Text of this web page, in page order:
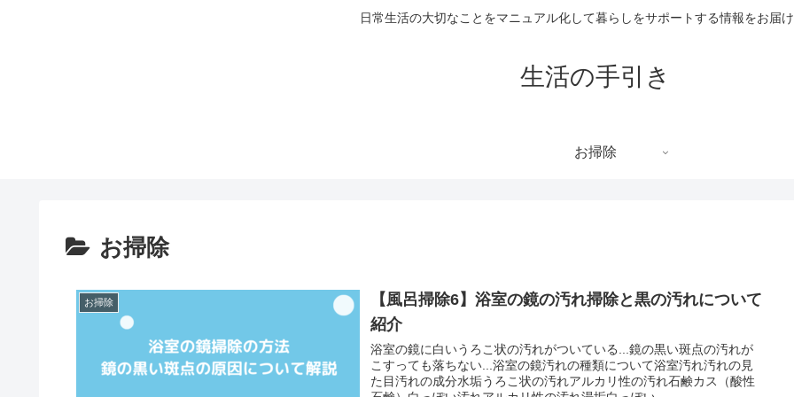
日常生活の大切なことをマニュアル化して暮らしをサポートする情報をお届
生活の手引き
お掃除
お掃除
お掃除
【風呂掃除6】浴室の鏡の汚れ掃除と黒の汚れについて
紹介
浴室の鏡に白いうろこ状の汚れがついている...鏡の黒い斑点の汚れが
こすっても落ちない...浴室の鏡汚れの種類について浴室汚れ汚れの見
た目汚れの成分水垢うろこ状の汚れアルカリ性の汚れ石鹸カス（酸性